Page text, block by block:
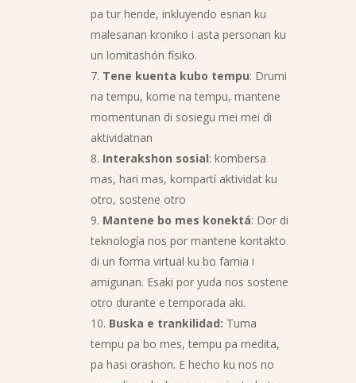
pa tur hende, inkluyendo esnan ku
malesanan kroniko i asta personan ku
un lomitashón físiko.
Tene kuenta kubo tempu: Drumi
na tempu, kome na tempu, mantene
momentunan di sosiegu mei mei di
aktividatnan
Interakshon sosial: kombersa
mas, hari mas, kompartí aktividat ku
otro, sostene otro
Mantene bo mes konektá: Dor di
teknología nos por mantene kontakto
di un forma virtual ku bo famia i
amigunan. Esaki por yuda nos sostene
otro durante e temporada aki.
Buska e trankilidad: Tuma
tempu pa bo mes, tempu pa medita,
pa hasi orashon. E hecho ku nos no